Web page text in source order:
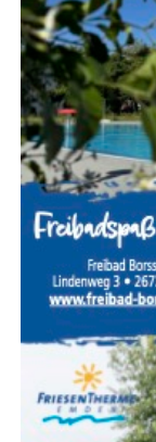
Anmel­dung ist
möglich.
Wei­te­re
werks­kam­mer
1797–60oder
Anzeige